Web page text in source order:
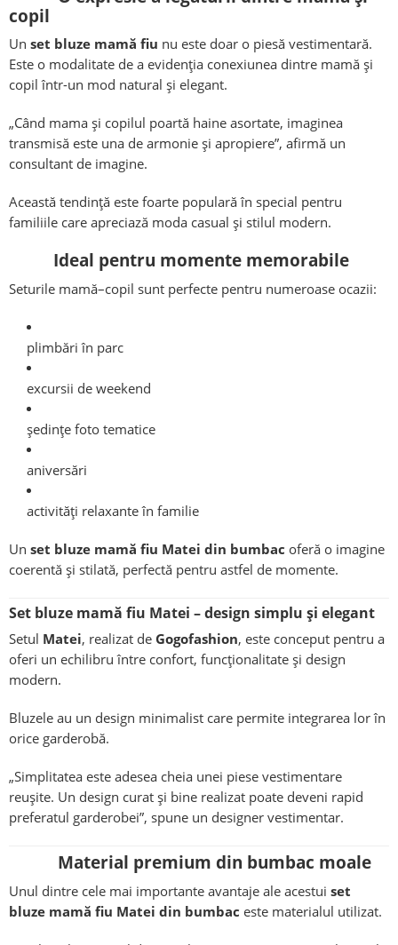
copil
Un set bluze mamă fiu nu este doar o piesă vestimentară.
Este o modalitate de a evidenția conexiunea dintre mamă și
copil într-un mod natural și elegant.
„Când mama și copilul poartă haine asortate, imaginea
transmisă este una de armonie și apropiere”, afirmă un
consultant de imagine.
Această tendință este foarte populară în special pentru
familiile care apreciază moda casual și stilul modern.
Ideal pentru momente memorabile
Seturile mamă–copil sunt perfecte pentru numeroase ocazii:
plimbări în parc
excursii de weekend
ședințe foto tematice
aniversări
activități relaxante în familie
Un set bluze mamă fiu Matei din bumbac oferă o imagine
coerentă și stilată, perfectă pentru astfel de momente.
Set bluze mamă fiu Matei – design simplu și elegant
Setul Matei, realizat de Gogofashion, este conceput pentru a
oferi un echilibru între confort, funcționalitate și design
modern.
Bluzele au un design minimalist care permite integrarea lor în
orice garderobă.
„Simplitatea este adesea cheia unei piese vestimentare
reușite. Un design curat și bine realizat poate deveni rapid
preferatul garderobei”, spune un designer vestimentar.
Material premium din bumbac moale
Unul dintre cele mai importante avantaje ale acestui set
bluze mamă fiu Matei din bumbac este materialul utilizat.